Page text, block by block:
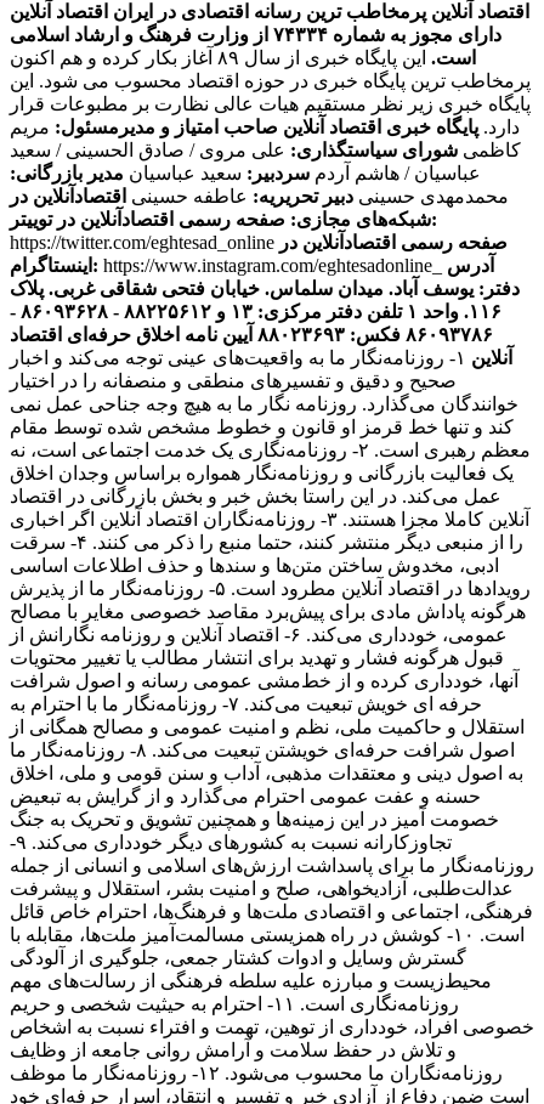
اقتصاد آنلاین پرمخاطب ترین رسانه اقتصادی در ایران اقتصاد آنلاین
دارای مجوز به شماره ۷۴۳۳۴ از وزارت فرهنگ و ارشاد اسلامی
است.
این پایگاه خبری از سال ۸۹ آغاز بکار کرده و هم اکنون
پرمخاطب ترین پایگاه خبری در حوزه اقتصاد محسوب می شود. این
پایگاه خبری زیر نظر مستقیم هیات عالی نظارت بر مطبوعات قرار
دارد. پایگاه خبری اقتصاد آنلاین صاحب امتیاز و مدیرمسئول: مریم
کاظمی شورای سیاستگذاری: علی مروی / صادق الحسینی / سعید
عباسیان / هاشم آردم سردبیر: سعید عباسیان مدیر بازرگانی:
محمدمهدی حسینی دبیر تحریریه: عاطفه حسینی اقتصادآنلاین در
شبکه‌های مجازی:صفحه رسمی اقتصادآنلاین در توییتر:
https://twitter.com/eghtesad_online صفحه رسمی اقتصادآنلاین در
اینستاگرام: https://www.instagram.com/eghtesadonline_ آدرس
دفتر: یوسف آباد. میدان سلماس. خیابان فتحی شقاقی غربی. پلاک
۱۱۶. واحد ۱
تلفن دفتر مرکزی: ۱۳ و ۸۸۲۲۵۶۱۲ - ۸۶۰۹۳۶۲۸ -
۸۶۰۹۳۷۸۶ فکس: ۸۸۰۲۳۶۹۳
آیین نامه اخلاق حرفه‌ای اقتصاد
آنلاین
۱- روزنامه‌نگار ما به واقعیت‌های عینی توجه می‌کند و اخبار
صحیح و دقیق و تفسیرهای منطقی و منصفانه را در اختیار
خوانندگان می‌گذارد. روزنامه نگار ما به هیچ وجه جناحی عمل نمی
کند و تنها خط قرمز او قانون و خطوط مشخص شده توسط مقام
معظم رهبری است. ۲- روزنامه‌نگاری یک خدمت اجتماعی است، نه
یک فعالیت بازرگانی و روزنامه‌نگار همواره براساس وجدان اخلاق
عمل می‌کند. در این راستا بخش خبر و بخش بازرگانی در اقتصاد
آنلاین کاملا مجزا هستند. ۳- روزنامه‌نگاران اقتصاد آنلاین اگر اخباری
را از منبعی دیگر منتشر کنند، حتما منبع را ذکر می کنند. ۴- سرقت
ادبی، مخدوش ساختن متن‌ها و سندها و حذف اطلاعات اساسی
رویدادها در اقتصاد آنلاین مطرود است. ۵- روزنامه‌نگار ما از پذیرش
هرگونه پاداش مادی برای پیش‌برد مقاصد خصوصی مغایر با مصالح
عمومی، خودداری می‌کند. ۶- اقتصاد آنلاین و روزنامه نگارانش از
قبول هرگونه فشار و تهدید برای انتشار مطالب یا تغییر محتویات
آنها، خودداری کرده و از خط‌مشی عمومی رسانه و اصول شرافت
حرفه ای خویش تبعیت می‌کند. ۷- روزنامه‌نگار ما با احترام به
استقلال و حاکمیت ملی، نظم و امنیت عمومی و مصالح همگانی از
اصول شرافت حرفه‌ای خویشتن تبعیت می‌کند. ۸- روزنامه‌نگار ما
به اصول دینی و معتقدات مذهبی، آداب و سنن قومی و ملی، اخلاق
حسنه و عفت عمومی احترام می‌گذارد و از گرایش به تبعیض
خصومت آمیز در این زمینه‌ها و همچنین تشویق و تحریک به جنگ
تجاوزکارانه نسبت به کشورهای دیگر خودداری می‌کند. ۹-
روزنامه‌نگار ما برای پاسداشت ارزش‌های اسلامی و انسانی از جمله
عدالت‌طلبی، آزادیخواهی، صلح و امنیت بشر، استقلال و پیشرفت
فرهنگی، اجتماعی و اقتصادی ملت‌ها و فرهنگ‌ها، احترام خاص قائل
است. ۱۰- کوشش در راه همزیستی مسالمت‌آمیز ملت‌ها، مقابله با
گسترش وسایل و ادوات کشتار جمعی، جلوگیری از آلودگی
محیط‌زیست و مبارزه علیه سلطه فرهنگی از رسالت‌های مهم
روزنامه‌نگاری است. ۱۱- احترام به حیثیت شخصی و حریم
خصوصی افراد، خودداری از توهین، تهمت و افتراء نسبت به اشخاص
و تلاش در حفظ سلامت و آرامش روانی جامعه از وظایف
روزنامه‌نگاران ما محسوب می‌شود. ۱۲- روزنامه‌نگار ما موظف
است ضمن دفاع از آزادی خبر و تفسیر و انتقاد، اسرار حرفه‌ای خود